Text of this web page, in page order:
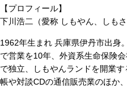
【プロフィール】
下川浩二（愛称 しもやん、しもさ
1962年生まれ 兵庫県伊丹市出身
で営業を10年、外資系生命保険
で独立、しもやんランドを開業
帳や対談CDの通信販売業のほか